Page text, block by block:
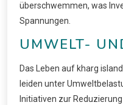
überschwemmen, was
Spannungen.
UMWELT-
Das Leben auf kharg
leiden unter
Initiativen zur